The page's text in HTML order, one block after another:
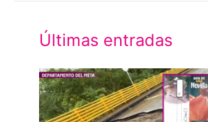
Últimas entradas